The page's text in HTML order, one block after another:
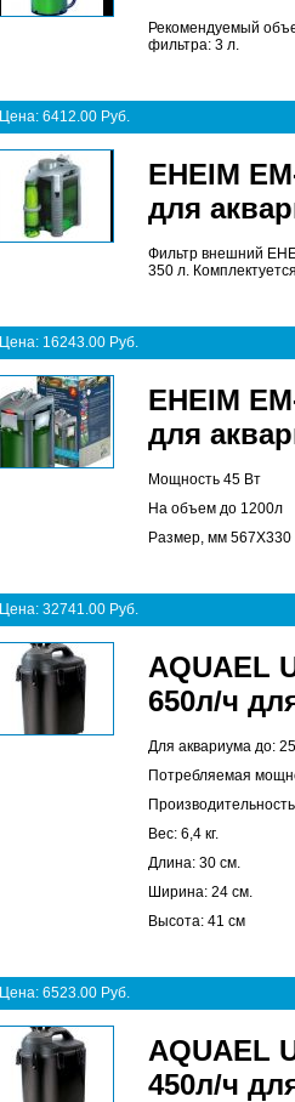
Рекомендуемый
фильтра: 3 л.
Цена: 6412.00 Руб.
EHEIM
для
Фильтр внешний
350 л.
Цена: 16243.00 Руб.
EHEIM
для
Мощность 45 Вт
На объем до 1200л
Размер, мм
Цена: 32741.00 Руб.
AQUAEL
650л/ч
Для аквариума до:
Потребляемая
Вес: 6,4 кг.
Длина: 30 см.
Ширина: 24 см.
Высота: 41 см
Цена: 6523.00 Руб.
AQUAEL
450л/ч